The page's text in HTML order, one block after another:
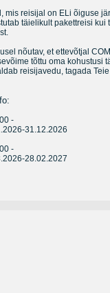
mis reisijal on ELi õiguse
täielikult pakettreisi kui
nõutav, et ettevõtjal
tõttu oma kohustusi
reisijavedu, tagada
-
31.12.2026
-
28.02.2027